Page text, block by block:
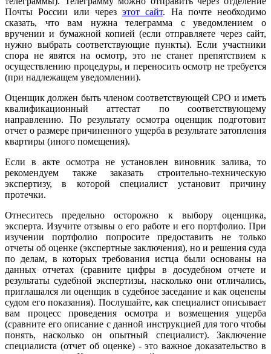
Почты России или через этот сайт. На почте необходимо
сказать, что вам нужна телеграмма с уведомлением о
вручении и бумажной копией (если отправляете через сайт,
нужно выбрать соответствующие пункты). Если участники
спора не явятся на осмотр, это не станет препятствием к
осуществлению процедуры, и переносить осмотр не требуется
(при надлежащем уведомлении).
Оценщик должен быть членом соответствующей СРО и иметь
квалификационный аттестат по соответствующему
направлению. По результату осмотра оценщик подготовит
отчет о размере причиненного ущерба в результате затопления
квартиры (иного помещения).
Если в акте осмотра не установлен виновник залива, то
рекомендуем также заказать строительно-техническую
экспертизу, в которой специалист установит причину
протечки.
Отнеситесь предельно осторожно к выбору оценщика,
эксперта. Изучите отзывы о его работе и его портфолио. При
изучении портфолио попросите предоставить не только
отчеты об оценке (экспертные заключения), но и решения суда
по делам, в которых требования истца были основаны на
данных отчетах (сравните цифры в досудебном отчете и
результаты судебной экспертизы, насколько они отличались,
приглашался ли оценщик в судебное заседание и как оценены
судом его показания). Послушайте, как специалист описывает
вам процесс проведения осмотра и возмещения ущерба
(сравните его описание с данной инструкцией для того чтобы
понять, насколько он опытный специалист). Заключение
специалиста (отчет об оценке) - это важное доказательство в